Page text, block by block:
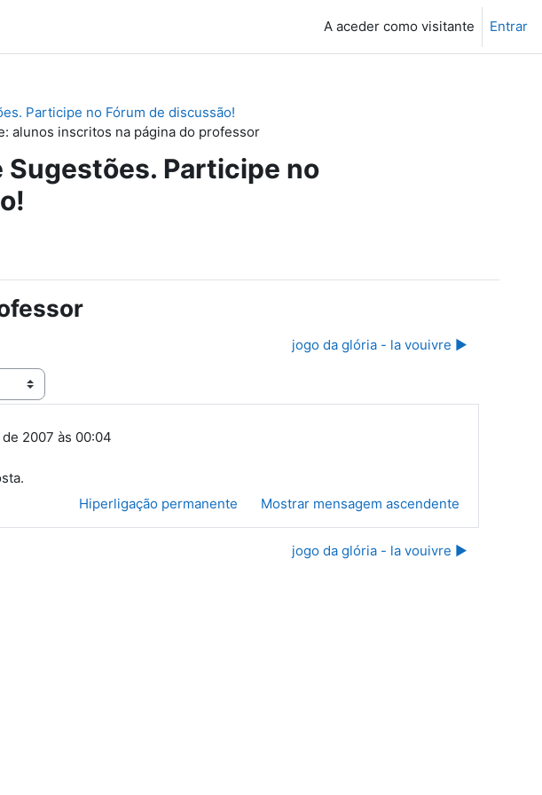
A aceder como visitante Entrar
Participe no Fórum de discussão!
alunos inscritos na página do professor
Sugestões. Participe no
jogo da glória - la vouivre ▶︎
2007 às 00:04
Hiperligação permanente
Mostrar mensagem ascendente
jogo da glória - la vouivre ▶︎